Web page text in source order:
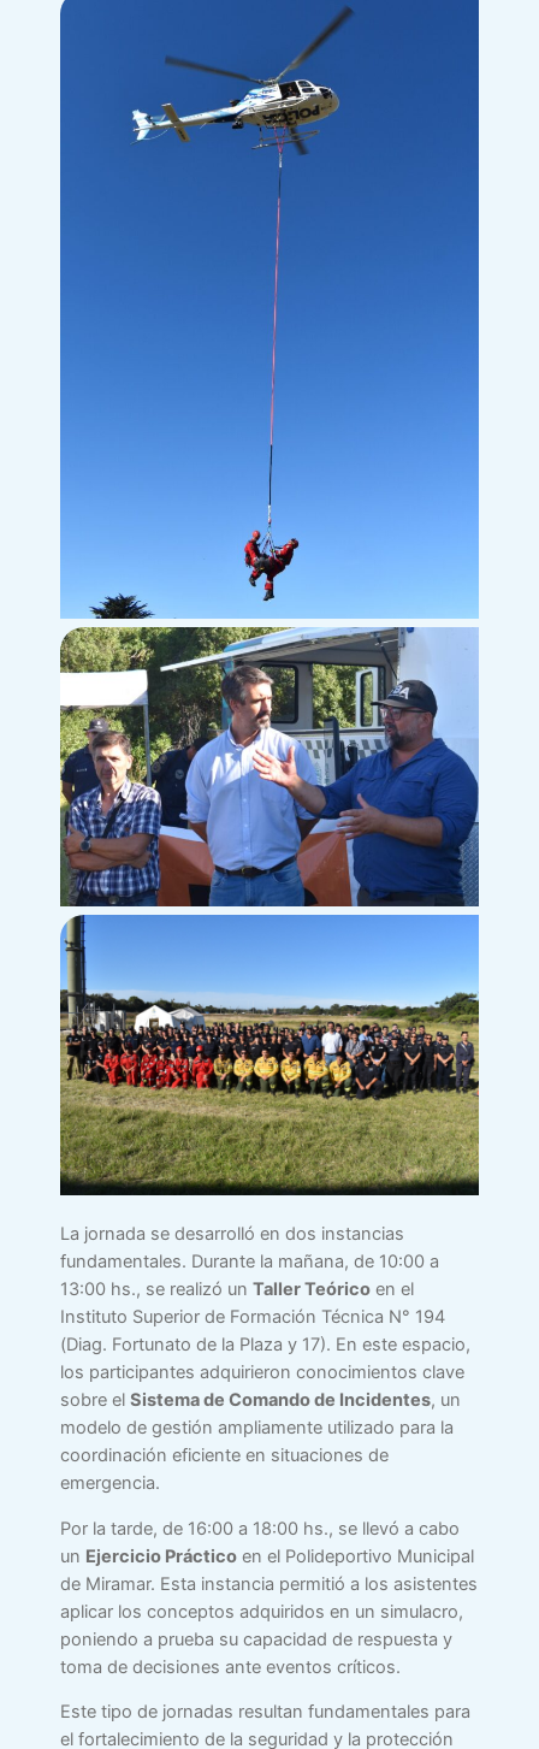
La jornada se desarrolló en dos instancias
fundamentales. Durante la mañana, de 10:00 a
13:00 hs., se realizó un Taller Teórico en el
Instituto Superior de Formación Técnica N° 194
(Diag. Fortunato de la Plaza y 17). En este espacio,
los participantes adquirieron conocimientos clave
sobre el Sistema de Comando de Incidentes, un
modelo de gestión ampliamente utilizado para la
coordinación eficiente en situaciones de
emergencia.
Por la tarde, de 16:00 a 18:00 hs., se llevó a cabo
un Ejercicio Práctico en el Polideportivo Municipal
de Miramar. Esta instancia permitió a los asistentes
aplicar los conceptos adquiridos en un simulacro,
poniendo a prueba su capacidad de respuesta y
toma de decisiones ante eventos críticos.
Este tipo de jornadas resultan fundamentales para
el fortalecimiento de la seguridad y la protección